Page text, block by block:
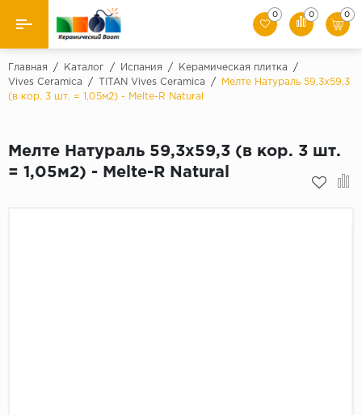
Назад
Производители
Керамогранит
0 0 0
Главная / Каталог / Испания / Керамическая плитка
/
Vives Ceramica
/ TITAN Vives Ceramica /
Мелте Натураль 59,3х59,3
(в кор. 3 шт. = 1,05м2) - Melte-R Natural
Мелте Натураль 59,3х59,3 (в кор. 3 шт.
= 1,05м2) - Melte-R Natural